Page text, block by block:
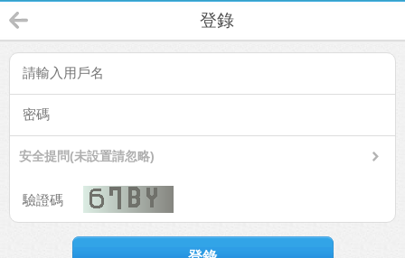
登錄
安全提問(未設置請忽略)